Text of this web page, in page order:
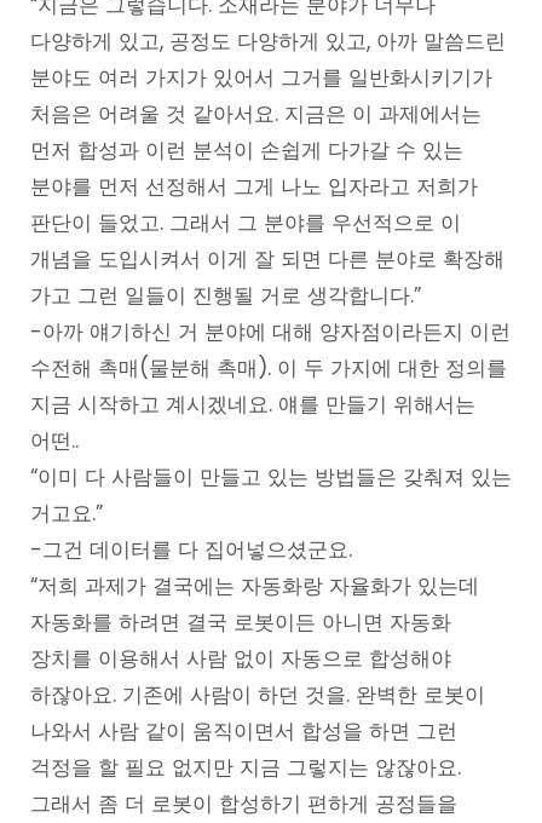
다양하게 있고, 공정도 다양하게 있고, 아까 말씀드린
분야도 여러 가지가 있어서 그거를 일반화시키기가
처음은 어려울 것 같아서요. 지금은 이 과제에서는
먼저 합성과 이런 분석이 손쉽게 다가갈 수 있는
분야를 먼저 선정해서 그게 나노 입자라고 저희가
판단이 들었고. 그래서 그 분야를 우선적으로 이
개념을 도입시켜서 이게 잘 되면 다른 분야로 확장해
가고 그런 일들이 진행될 거로 생각합니다.”
-아까 얘기하신 거 분야에 대해 양자점이라든지 이런
수전해 촉매(물분해 촉매). 이 두 가지에 대한 정의를
지금 시작하고 계시겠네요. 얘를 만들기 위해서는
어떤..
“이미 다 사람들이 만들고 있는 방법들은 갖춰져 있는
거고요.”
-그건 데이터를 다 집어넣으셨군요.
“저희 과제가 결국에는 자동화랑 자율화가 있는데
자동화를 하려면 결국 로봇이든 아니면 자동화
장치를 이용해서 사람 없이 자동으로 합성해야
하잖아요. 기존에 사람이 하던 것을. 완벽한 로봇이
나와서 사람 같이 움직이면서 합성을 하면 그런
걱정을 할 필요 없지만 지금 그렇지는 않잖아요.
그래서 좀 더 로봇이 합성하기 편하게 공정들을